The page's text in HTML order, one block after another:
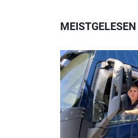
MEISTGELESEN